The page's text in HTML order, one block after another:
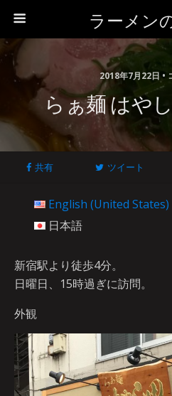
ラーメン
2018年7月22日 •
らぁ麺 はや
共有 ツイート
English (United States)
日本語
新宿駅より徒歩4分。
日曜日、15時過ぎに訪問。
外観